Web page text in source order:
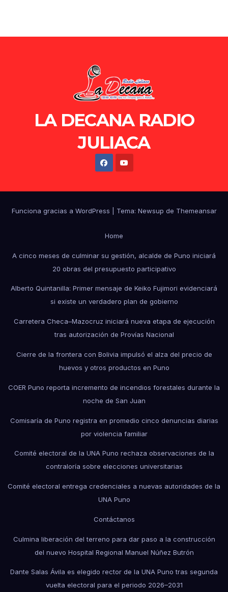
LA DECANA RADIO
JULIACA
Funciona gracias a WordPress Tema: Newsup de Themeansar
Home
A cinco meses de culminar su gestión, alcalde de Puno iniciará
20 obras del presupuesto participativo
Alberto Quintanilla: Primer mensaje de Keiko Fujimori evidenciará
si existe un verdadero plan de gobierno
Carretera Checa–Mazocruz iniciará nueva etapa de ejecución
tras autorización de Provías Nacional
Cierre de la frontera con Bolivia impulsó el alza del precio de
huevos y otros productos en Puno
COER Puno reporta incremento de incendios forestales durante la
noche de San Juan
Comisaría de Puno registra en promedio cinco denuncias diarias
por violencia familiar
Comité electoral de la UNA Puno rechaza observaciones de la
contraloría sobre elecciones universitarias
Comité electoral entrega credenciales a nuevas autoridades de la
UNA Puno
Contáctanos
Culmina liberación del terreno para dar paso a la construcción
del nuevo Hospital Regional Manuel Núñez Butrón
Dante Salas Ávila es elegido rector de la UNA Puno tras segunda
vuelta electoral para el periodo 2026–2031